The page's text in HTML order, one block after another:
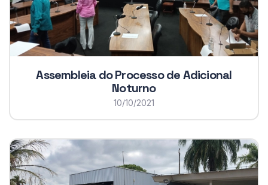
Assembleia do Processo de Adicional
Noturno
10/10/2021